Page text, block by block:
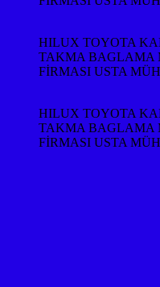
HILUX TOYOTA
TAKMA BAGLAMA
FİRMASI USTA
HILUX TOYOTA
TAKMA BAGLAMA
FİRMASI USTA